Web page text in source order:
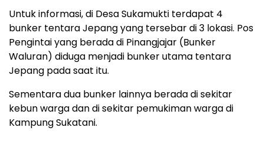
Untuk informasi, di Desa Sukamukti terdapat 4
bunker tentara Jepang yang tersebar di 3 lokasi. Pos
Pengintai yang berada di Pinangjajar (Bunker
Waluran) diduga menjadi bunker utama tentara
Jepang pada saat itu.
Sementara dua bunker lainnya berada di sekitar
kebun warga dan di sekitar pemukiman warga di
Kampung Sukatani.